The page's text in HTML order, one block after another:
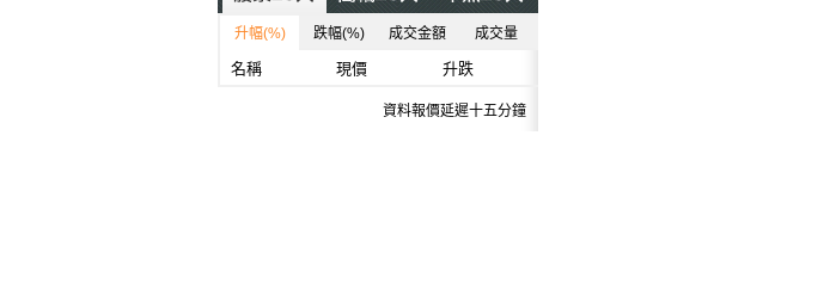
升幅(%) 跌幅(%) 成交金額 成交量
名稱 現價 升跌
資料報價延遲十五分鐘